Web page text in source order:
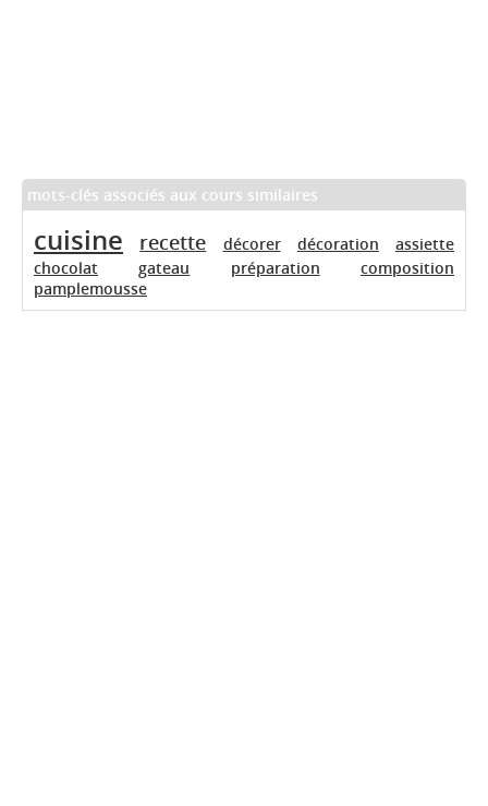
mots-clés associés aux cours similaires
cuisine recette décorer décoration
assiette
chocolat
gateau préparation
composition
pamplemousse